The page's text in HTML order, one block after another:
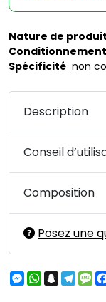
Nature de produit
Conditionnement
Spécificité non
Description
Conseil
Composition
Posez une
Messenger
WhatsApp
Snapchat